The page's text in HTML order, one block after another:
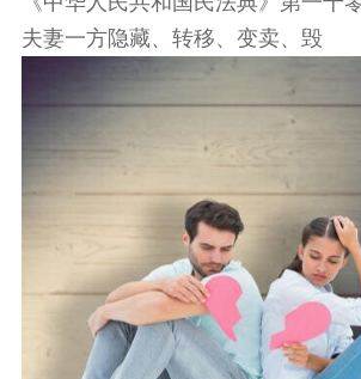
夫妻一方隐藏、转移、变卖、毁